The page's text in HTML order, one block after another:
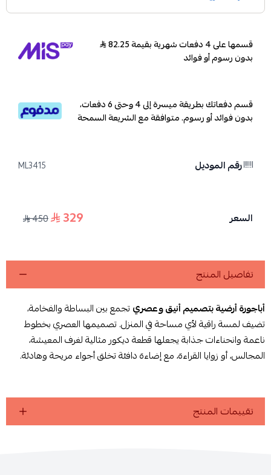
قسمها على 4 دفعات شهرية بقيمة 82.25
بدون رسوم أو فوائد
قسم دفعاتك بطريقة ميسرة إلى 4 وحتى 6 دفعات،
بدون فوائد أو رسوم. متوافقة مع الشريعة السمحة
رقم الموديل ML3415
السعر 329
450
تفاصيل المنتج
أباجورة أرضية بتصميم أنيق وعصريتجمع بين البساطة والفخامة،
تضيف لمسة راقية لأي مساحة في المنزل. تصميمها العصري بخطوط
ناعمة وانحناءات جذابة يجعلها قطعة ديكور مثالية لغرف المعيشة،
المجالس، أو زوايا القراءة، مع إضاءة دافئة تخلق أجواء مريحة وهادئة.
تقييمات المنتج